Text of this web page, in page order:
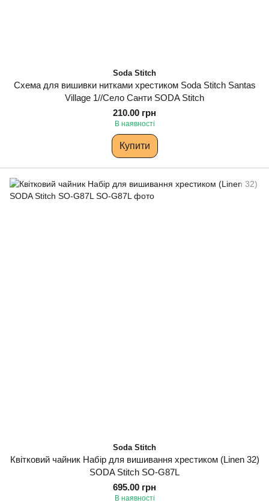
Soda Stitch
Схема для вишивки нитками хрестиком Soda Stitch Santas
Village 1//Село Санти SODA Stitch
210.00 грн
В наявності
Купити
Soda Stitch
Квітковий чайник Набір для вишивання хрестиком (Linen 32)
SODA Stitch SO-G87L
695.00 грн
В наявності